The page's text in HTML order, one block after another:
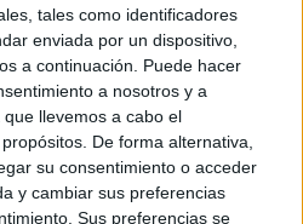
tales como identificadores
enviada por un dispositivo,
a continuación. Puede hacer
a nosotros y a
llevemos a cabo el
De forma alternativa,
su consentimiento o acceder
y cambiar sus preferencias
Sus preferencias se
que pedírmela a través de
redes sociales.